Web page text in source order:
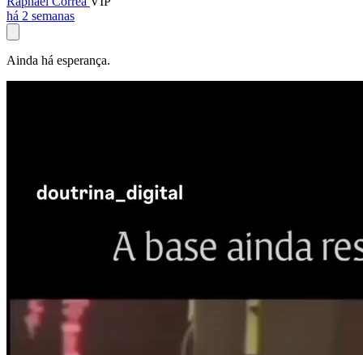
há 2 semanas
Ainda há esperança.